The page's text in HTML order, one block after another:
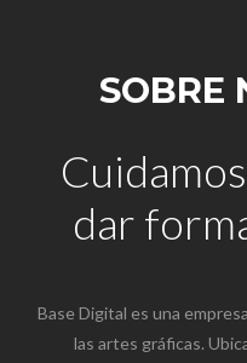
SOBRE
dar
Base Digital es una
las artes gráficas.